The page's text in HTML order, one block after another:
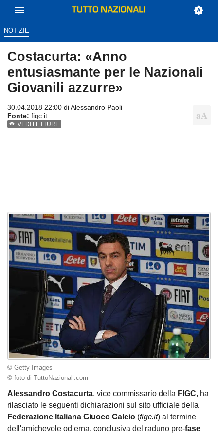
NOTIZIE
Costacurta: «Anno
entusiasmante per le Nazionali
Giovanili azzurre»
30.04.2018 22:00 diAlessandro Paoli
Fonte: figc.it
VEDI LETTURE
© Getty Images
© foto di TuttoNazionali.com
Alessandro Costacurta, vice commissario della FIGC, ha
rilasciato le seguenti dichiarazioni sul sito ufficiale della
Federazione Italiana Giuoco Calcio (figc.it) al termine
dell'amichevole odierna, conclusiva del raduno pre-fase